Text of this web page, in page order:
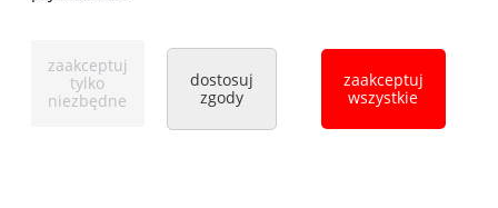
Handlowa 1, 35-103 Rzeszów
Tel:
+48 17 853 90 49 +48 668 191 214
zaakceptuj
tylko
niezbędne
dostosuj
zgody
zaakceptuj
wszystkie